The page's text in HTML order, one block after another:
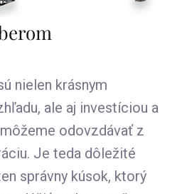
nielen krásnym
ale aj investíciou a
odovzdávať z
Je teda dôležité
správny kúsok, ktorý